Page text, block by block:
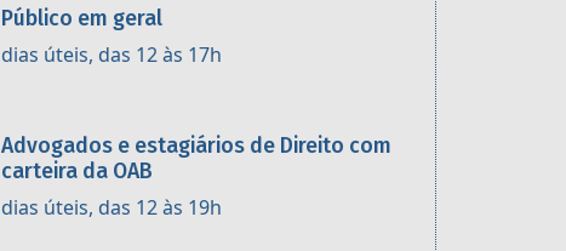
Público em geral
dias úteis, das 12 às 17h
Advogados e estagiários de Direito com
carteira da OAB
dias úteis, das 12 às 19h